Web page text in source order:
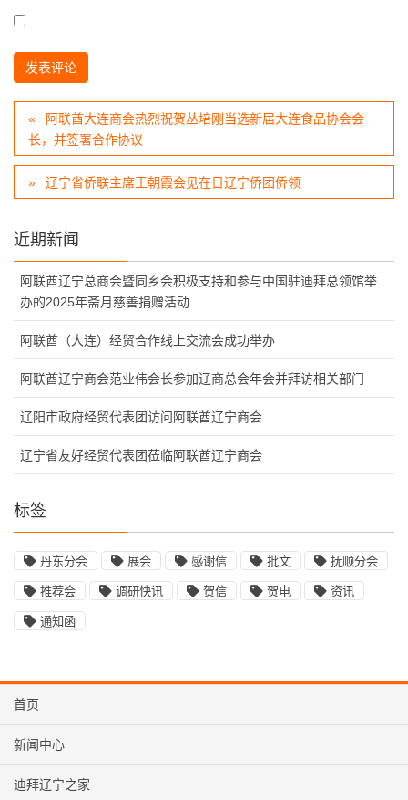
阿联酋大连商会热烈祝贺丛培刚当选新届大连食品协会会
长，并签署合作协议
辽宁省侨联主席王朝霞会见在日辽宁侨团侨领
近期新闻
阿联酋辽宁总商会暨同乡会积极支持和参与中国驻迪拜总领馆举
办的2025年斋月慈善捐赠活动
阿联酋（大连）经贸合作线上交流会成功举办
阿联酋辽宁商会范业伟会长参加辽商总会年会并拜访相关部门
辽阳市政府经贸代表团访问阿联酋辽宁商会
辽宁省友好经贸代表团莅临阿联酋辽宁商会
标签
丹东分会 展会 感谢信 批文 抚顺分会
推荐会 调研快讯 贺信 贺电 资讯
通知函
首页
新闻中心
迪拜辽宁之家